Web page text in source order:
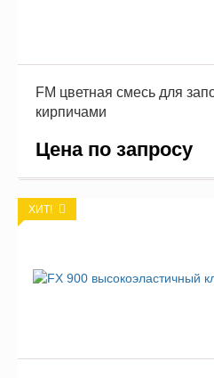
FM цветная смесь для
кирпичами
Цена по запросу
ХИТ!